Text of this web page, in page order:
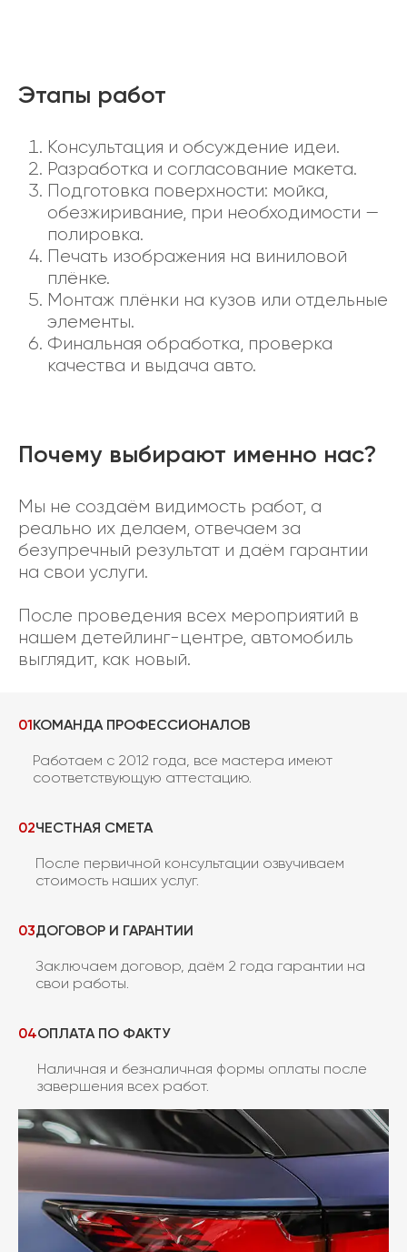
Этапы работ
Консультация и обсуждение идеи.
Разработка и согласование макета.
Подготовка поверхности: мойка,
обезжиривание, при необходимости —
полировка.
Печать изображения на виниловой
плёнке.
Монтаж плёнки на кузов или отдельные
элементы.
Финальная обработка, проверка
качества и выдача авто.
Почему выбирают именно нас?
Мы не создаём видимость работ, а
реально их делаем, отвечаем за
безупречный результат и даём гарантии
на свои услуги.
После проведения всех мероприятий в
нашем детейлинг-центре, автомобиль
выглядит, как новый.
01КОМАНДА ПРОФЕССИОНАЛОВ
Работаем с 2012 года, все мастера имеют
соответствующую аттестацию.
02ЧЕСТНАЯ СМЕТА
После первичной консультации озвучиваем
стоимость наших услуг.
03ДОГОВОР И ГАРАНТИИ
Заключаем договор, даём 2 года гарантии на
свои работы.
04ОПЛАТА ПО ФАКТУ
Наличная и безналичная формы оплаты после
завершения всех работ.